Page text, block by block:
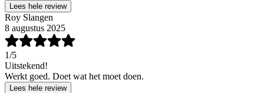
Lees hele review
Roy Slangen
8 augustus 2025
1/5
Uitstekend!
Werkt goed. Doet wat het moet doen.
Lees hele review